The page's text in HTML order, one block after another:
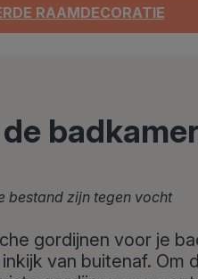
RAAMDECORATIE
bestand zijn tegen vocht
gordijnen voor je
van buitenaf. Om